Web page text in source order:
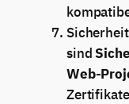
sind
Web-